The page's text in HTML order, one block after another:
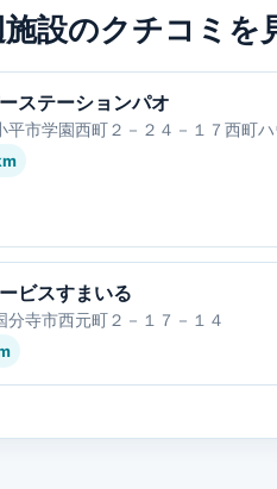
施設のクチコミを
ステーションパオ
平市学園西町２－２４－１７西町
ビスすまいる
分寺市西元町２－１７－１４